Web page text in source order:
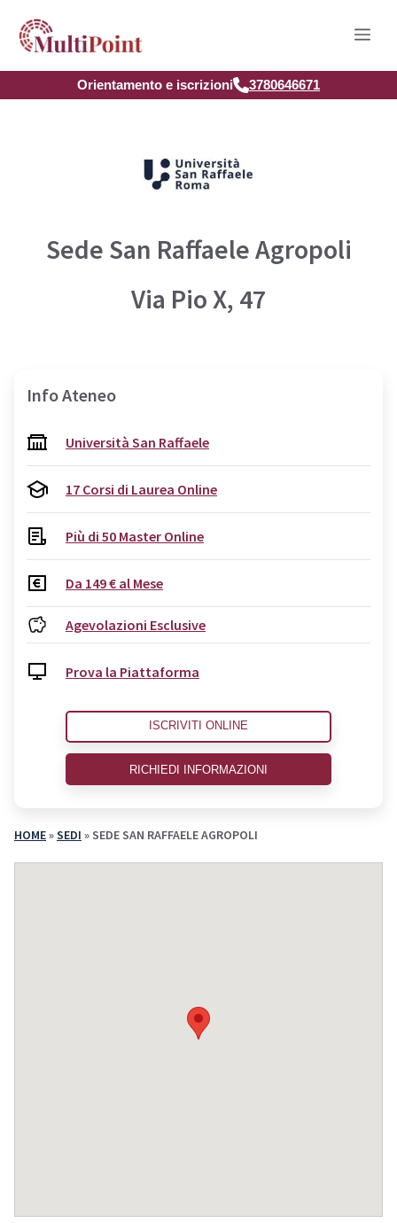
contenuto
Orientamento e iscrizioni 3780646671
Sede San Raffaele Agropoli
Via Pio X, 47
HOME»SEDI »SEDE SAN RAFFAELE AGROPOLI
Info Ateneo
Università San Raffaele
17 Corsi di Laurea Online
Più di 50 Master Online
Da 149 € al Mese
Agevolazioni Esclusive
Prova la Piattaforma
ISCRIVITI ONLINE
RICHIEDI INFORMAZIONI